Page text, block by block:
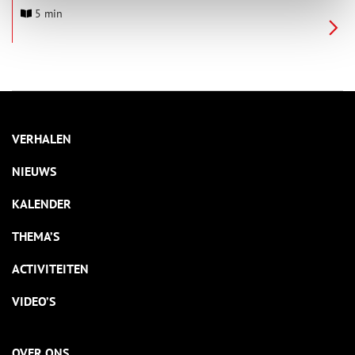
gingen wonen.
5 min
VERHALEN
NIEUWS
KALENDER
THEMA’S
ACTIVITEITEN
VIDEO’S